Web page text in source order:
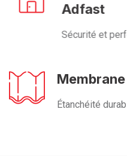
Adfast
Sécurité et
Membrane
Étanchéité